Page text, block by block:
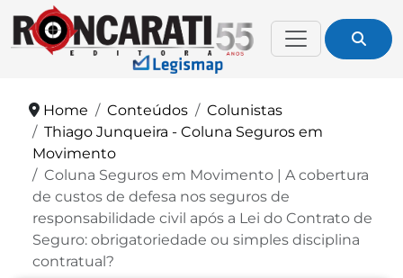
Home Conteúdos
Colunistas
Thiago Junqueira - Coluna Seguros em
Movimento
Coluna Seguros em Movimento | A cobertura
de custos de defesa nos seguros de
responsabilidade civil após a Lei do Contrato de
Seguro: obrigatoriedade ou simples disciplina
contratual?